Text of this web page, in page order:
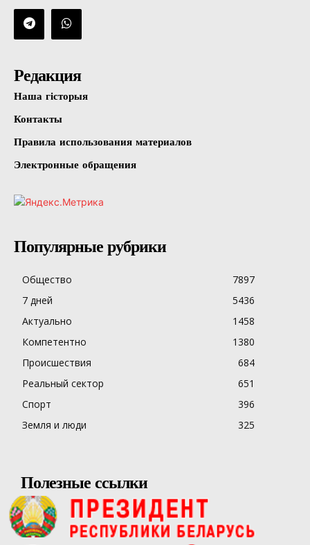
Редакция
Наша гісторыя
Контакты
Правила использования материалов
Электронные обращения
Популярные рубрики
Общество
7897
7 дней
5436
Актуально
1458
Компетентно
1380
Происшествия
684
Реальный сектор
651
Спорт
396
Земля и люди
325
Полезные ссылки